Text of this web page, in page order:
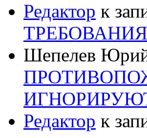
Редактор к
Шепелев
Редактор к